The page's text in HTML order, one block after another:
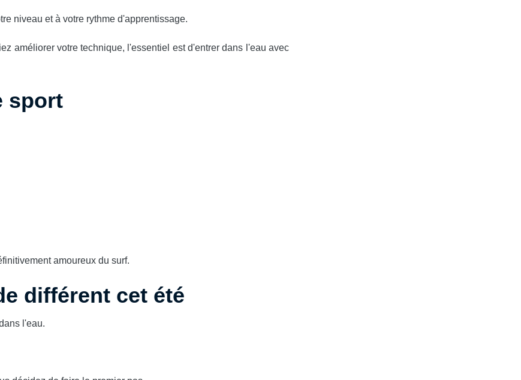
niveau et à votre rythme d'apprentissage.
améliorer votre technique, l'essentiel est d'entrer dans l'eau avec
sport
amoureux du surf.
différent cet été
l'eau.